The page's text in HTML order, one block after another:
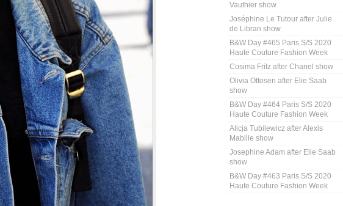
Vauthier show
Joséphine Le Tutour after Julie
de Libran show
B&W Day #465 Paris S/S 2020
Haute Couture Fashion Week
Cosima Fritz after Chanel show
Olivia Ottosen after Elie Saab
show
B&W Day #464 Paris S/S 2020
Haute Couture Fashion Week
Alicja Tubilewicz after Alexis
Mabille show
Josephine Adam after Elie Saab
show
B&W Day #463 Paris S/S 2020
Haute Couture Fashion Week